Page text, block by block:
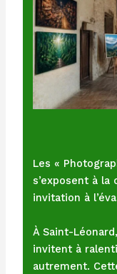
Les «
s’exposent à la
invitation à
À Saint-
invitent à
autrement.